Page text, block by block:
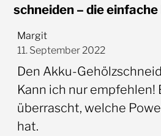
schneiden – die
Margit
11. September 2022
Den Akku-
Kann ich nur empfehlen!
überrascht, welche
hat.